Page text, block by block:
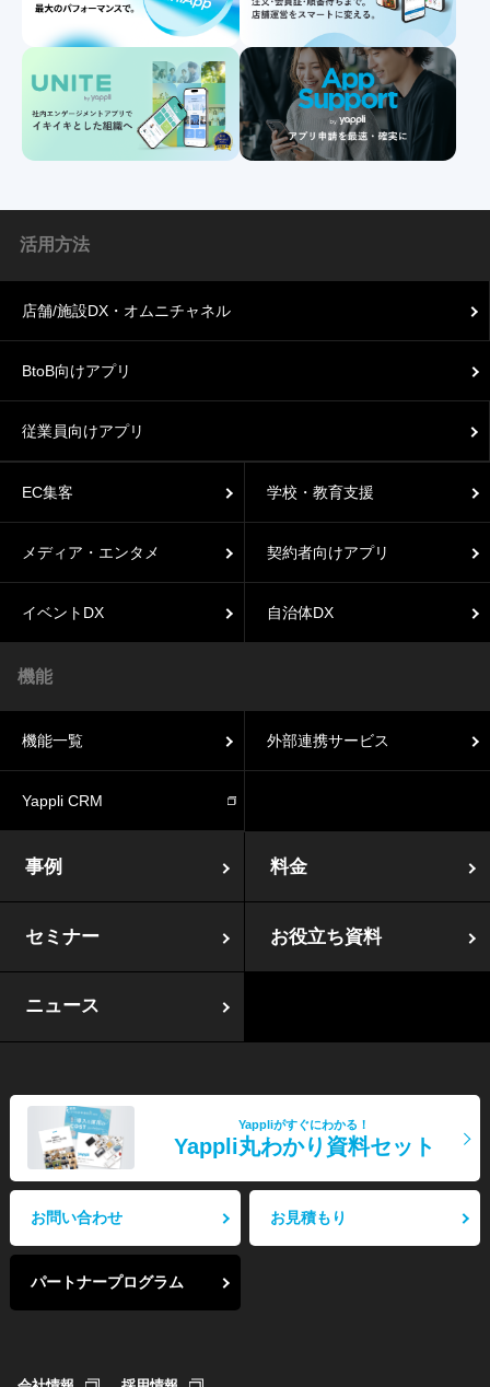
事例 料金
セミナー お役立ち資料
ニュース
活用方法
店舗/施設DX・オムニチャネル
BtoB向けアプリ
従業員向けアプリ
EC集客 学校・教育支援
メディア・エンタメ 契約者向けアプリ
イベントDX 自治体DX
機能
機能一覧 外部連携サービス
Yappli CRM
Yappliがすぐにわかる！
Yappli丸わかり資料セット
お問い合わせ お見積もり
パートナープログラム